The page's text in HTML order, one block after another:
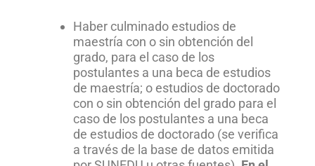
Haber culminado estudios de
maestría con o sin obtención del
grado, para el caso de los
postulantes a una beca de estudios
de maestría; o estudios de doctorado
con o sin obtención del grado para el
caso de los postulantes a una beca
de estudios de doctorado (se verifica
a través de la base de datos emitida